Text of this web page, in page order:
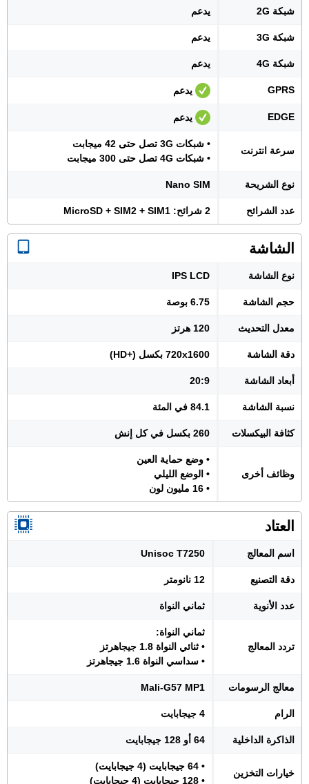
شبكة 2G يدعم
شبكة 3G يدعم
شبكة 4G يدعم
GPRS يدعم
EDGE يدعم
سرعة انترنت
• شبكات 3G تصل حتى 42 ميجابت
• شبكات 4G تصل حتى 300 ميجابت
نوع الشريحة Nano SIM
عدد الشرائح 2 شرائح: MicroSD + SIM2 + SIM1
الشاشة
نوع الشاشة IPS LCD
حجم الشاشة 6.75 بوصة
معدل التحديث 120 هرتز
دقة الشاشة 720x1600 بكسل (+HD)
أبعاد الشاشة 20:9
نسبة الشاشة 84.1 في المئة
كثافة البيكسلات 260 بكسل في كل إنش
وظائف أخرى
• وضع حماية العين
• الوضع الليلي
• 16 مليون لون
العتاد
اسم المعالج Unisoc T7250
دقة التصنيع 12 نانومتر
عدد الأنوية ثماني النواة
تردد المعالج
ثماني النواة:
• ثنائي النواة 1.8 جيجاهرتز
• سداسي النواة 1.6 جيجاهرتز
معالج الرسومات Mali-G57 MP1
الرام 4 جيجابايت
الذاكرة الداخلية 64 أو 128 جيجابايت
خيارات التخزين
• 64 جيجابايت (4 جيجابايت)
• 128 جيجابايت (4 جيجابايت)